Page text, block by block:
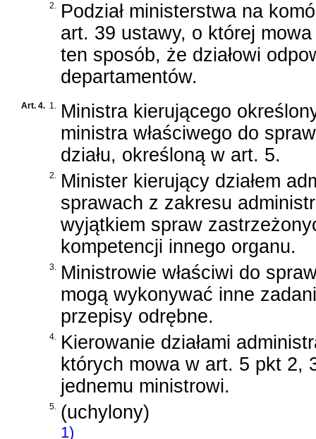
2. Podział ministerstwa na
art. 39 ustawy, o której
ten sposób, że działowi
departamentów.
Art. 4. 1. Ministra kierującego
ministra właściwego do
działu, określoną w art. 5.
2. Minister kierujący działem
sprawach z zakresu
wyjątkiem spraw
kompetencji innego organu.
3. Ministrowie właściwi do
mogą wykonywać inne
przepisy odrębne.
4. Kierowanie działami
których mowa w art. 5 pkt 2,
jednemu ministrowi.
5. (uchylony)
1)